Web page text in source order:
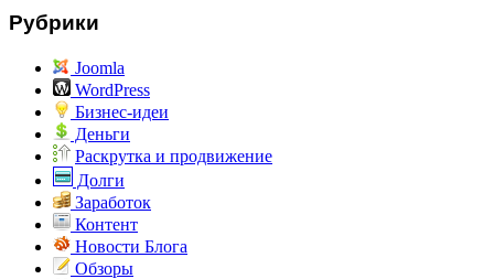
Рубрики
Joomla
WordPress
Бизнес-идеи
Деньги
Раскрутка и продвижение
Долги
Заработок
Контент
Новости Блога
Обзоры